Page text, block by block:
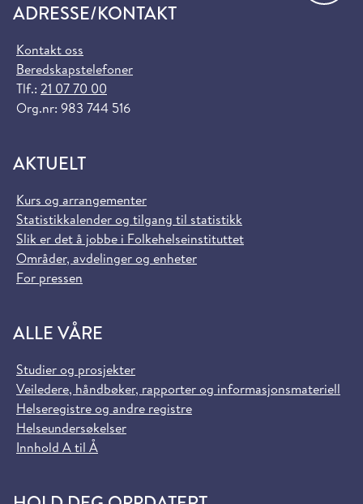
ADRESSE/KONTAKT
Kontakt oss
Beredskapstelefoner
Tlf.: 21 07 70 00
Org.nr: 983 744 516
AKTUELT
Kurs og arrangementer
Statistikkalender og tilgang til statistikk
Slik er det å jobbe i Folkehelseinstituttet
Områder, avdelinger og enheter
For pressen
ALLE VÅRE
Studier og prosjekter
Veiledere, håndbøker, rapporter og informasjonsmateriell
Helseregistre og andre registre
Helseundersøkelser
Innhold A til Å